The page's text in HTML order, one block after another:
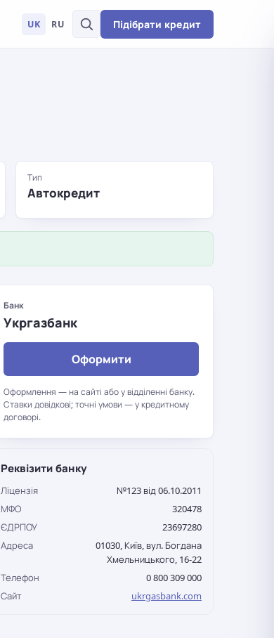
UK RU Підібрати кредит
Тип
Автокредит
Банк
Укргазбанк
Оформити
Оформлення — на сайті або у відділенні банку.
Ставки довідкові; точні умови — у кредитному
договорі.
Реквізити банку
Ліцензія
№123 від 06.10.2011
МФО
320478
ЄДРПОУ
23697280
Адреса
01030, Київ, вул. Богдана
Хмельницького, 16-22
Телефон
0 800 309 000
Сайт
ukrgasbank.com